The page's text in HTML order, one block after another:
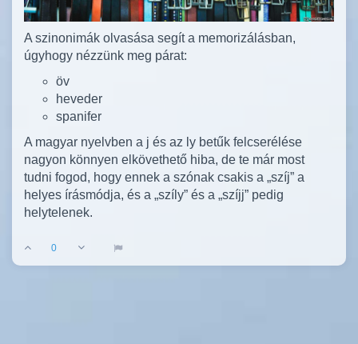
A szinonimák olvasása segít a memorizálásban,
úgyhogy nézzünk meg párat:
öv
heveder
spanifer
A magyar nyelvben a j és az ly betűk felcserélése
nagyon könnyen elkövethető hiba, de te már most
tudni fogod, hogy ennek a szónak csakis a „szíj” a
helyes írásmódja, és a „szíly” és a „szíjj” pedig
helytelenek.
0